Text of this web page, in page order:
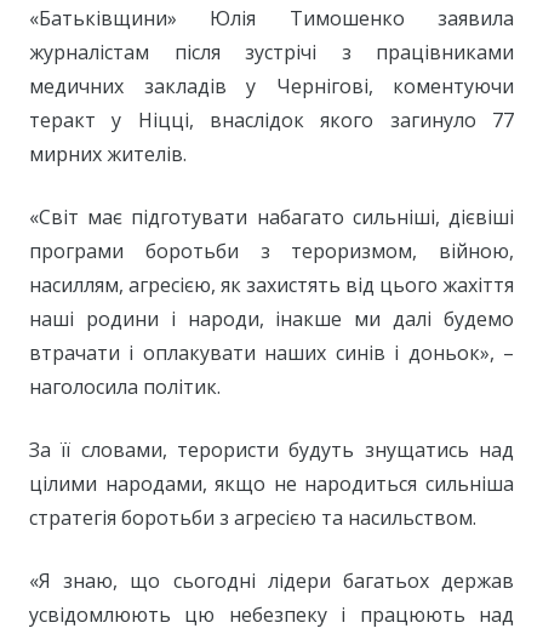
«Батьківщини» Юлія Тимошенко заявила
журналістам після зустрічі з працівниками
медичних закладів у Чернігові, коментуючи
теракт у Ніцці, внаслідок якого загинуло 77
мирних жителів.
«Світ має підготувати набагато сильніші, дієвіші
програми боротьби з тероризмом, війною,
насиллям, агресією, як захистять від цього жахіття
наші родини і народи, інакше ми далі будемо
втрачати і оплакувати наших синів і доньок», –
наголосила політик.
За її словами, терористи будуть знущатись над
цілими народами, якщо не народиться сильніша
стратегія боротьби з агресією та насильством.
«Я знаю, що сьогодні лідери багатьох держав
усвідомлюють цю небезпеку і працюють над